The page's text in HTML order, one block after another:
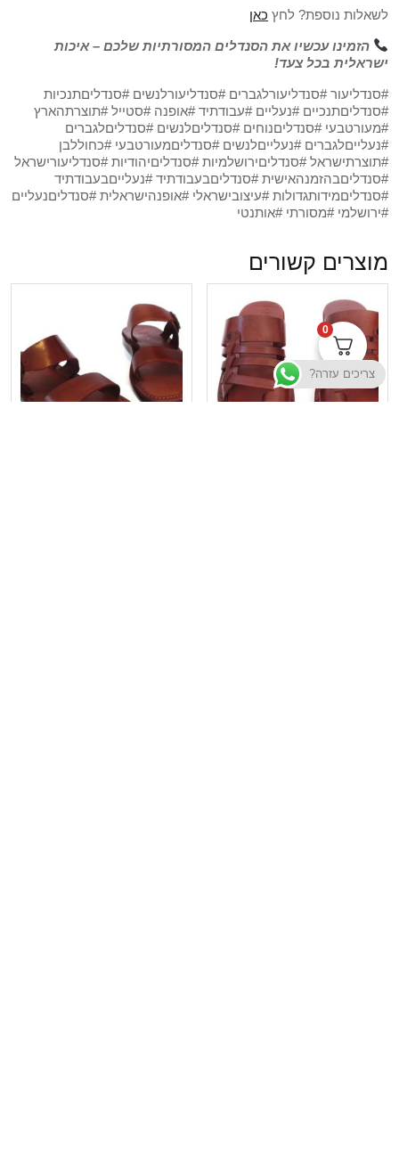
לשאלות נוספת? לחץ כאן
הזמינו עכשיו את הסנדלים המסורתיות שלכם – איכות
ישראלית בכל צעד!
#סנדליעור #סנדליעורלגברים #סנדליעורלנשים #סנדליםתנכיות
#סנדליםתנכיים #נעליים #עבודתיד #אופנה #סטייל #תוצרתהארץ
#מעורטבעי #סנדליםנוחים #סנדליםלנשים #סנדליםלגברים
#נעלייםלגברים #נעלייםלנשים #סנדליםמעורטבעי #כחוללבן
#תוצרתישראל #סנדליםירושלמיות #סנדליםיהודיות #סנדליעורישראל
#סנדליםבהזמנהאישית #סנדליםבעבודתיד #נעלייםבעבודתיד
#סנדליםמידותגדולות #עיצובישראלי #אופנהישראלית #סנדליםנעליים
#ירושלמי #מסורתי #אותנטי
מוצרים קשורים
צריכים עזרה?
0